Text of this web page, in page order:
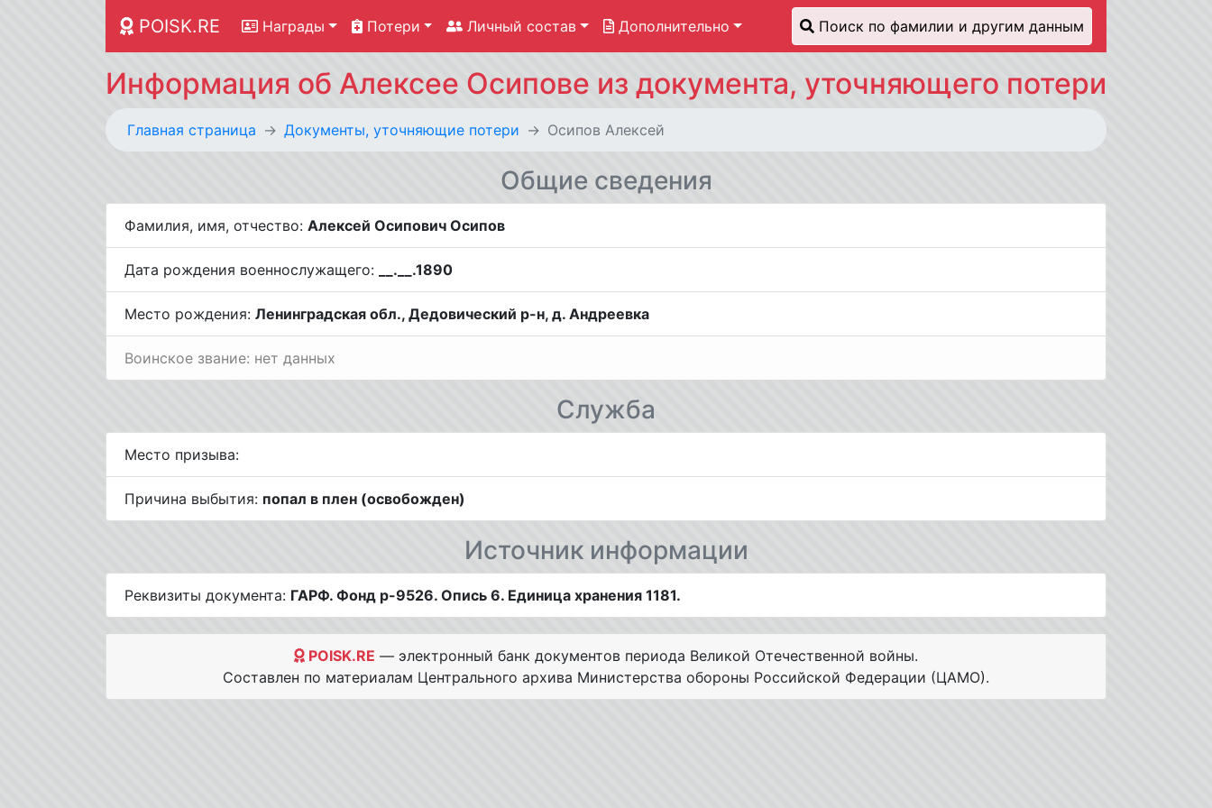
POISK.RE Награды Потери Личный состав Дополнительно Поиск по фамилии и другим данным
Информация об Алексее Осипове из документа, уточняющего потери
Главная страница Документы, уточняющие потери Осипов Алексей
Общие сведения
Фамилия, имя, отчество: Алексей Осипович Осипов
Дата рождения военнослужащего: __.__.1890
Место рождения: Ленинградская обл., Дедовический р-н, д. Андреевка
Воинское звание: нет данных
Служба
Место призыва:
Причина выбытия: попал в плен (освобожден)
Источник информации
Реквизиты документа: ГАРФ. Фонд р-9526. Опись 6. Единица хранения 1181.
POISK.RE — электронный банк документов периода Великой Отечественной войны.
Составлен по материалам Центрального архива Министерства обороны Российской Федерации (ЦАМО).